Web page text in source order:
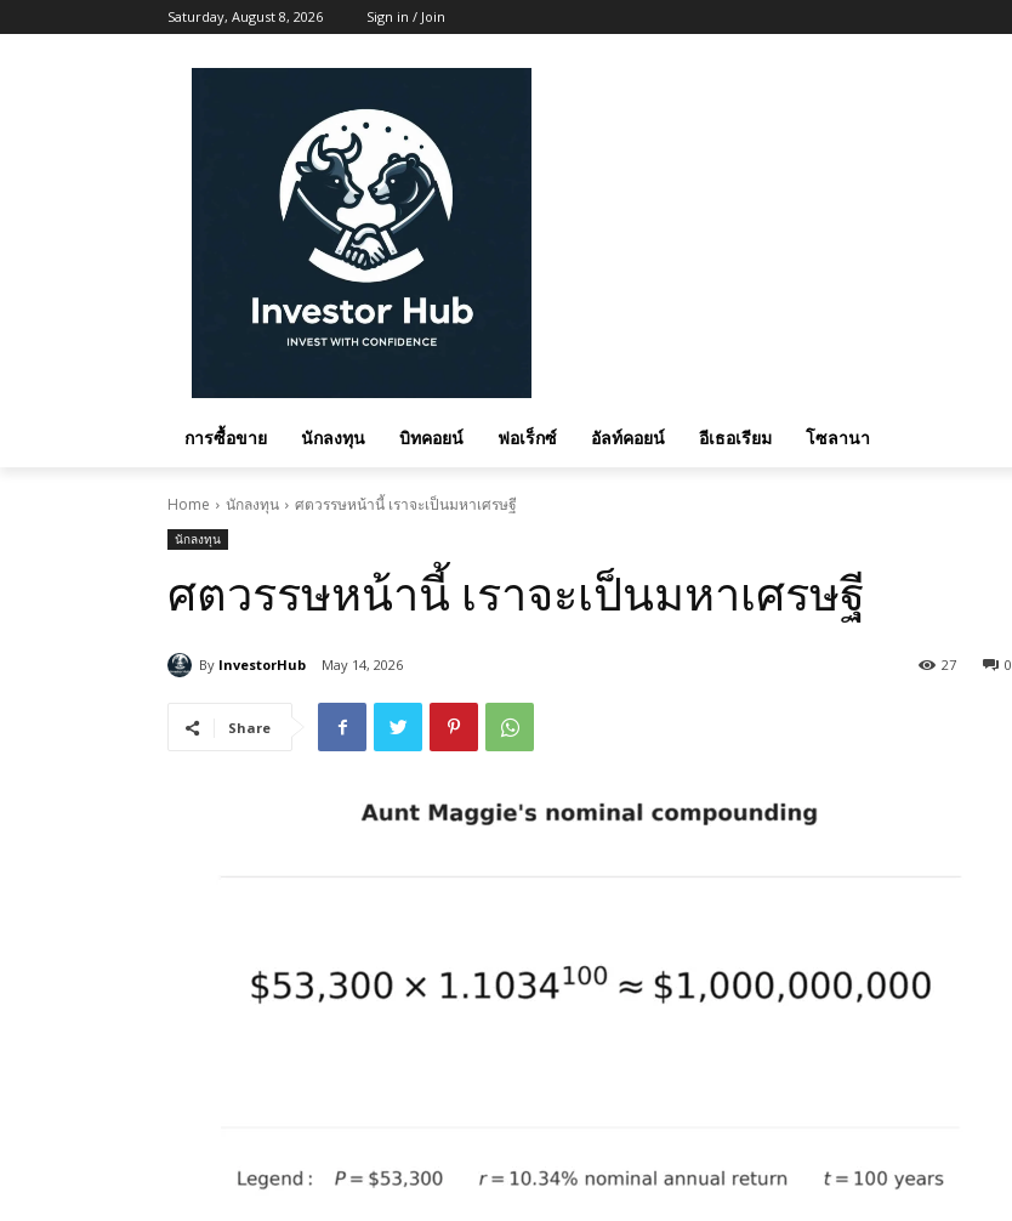
Saturday, August 8, 2026 Sign in / Join
การซื้อขาย นักลงทุน บิทคอยน์ ฟอเร็กซ์ อัลท์คอยน์ อีเธอเรียม โซลานา
Home นักลงทุน ศตวรรษหน้านี้ เราจะเป็นมหาเศรษฐี
นักลงทุน
ศตวรรษหน้านี้ เราจะเป็นมหาเศรษฐี
By InvestorHub May 14, 2026 0
27
Share